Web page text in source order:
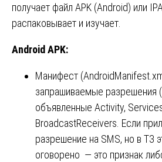
получает файл APK (Android) или
распаковывает и изучает.
Android APK:
Манифест
запрашиваемые разрешения
объявленные Activity,
BroadcastReceivers. Если
разрешение на SMS, но в ТЗ
оговорено — это признак